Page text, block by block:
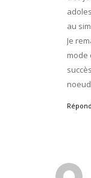
au
Je
mode